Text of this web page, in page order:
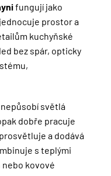
fungují jako
prostor a
kuchyňské
bez spár, opticky
nepůsobí světlá
dobře pracuje
a dodává
s teplými
nebo kovové